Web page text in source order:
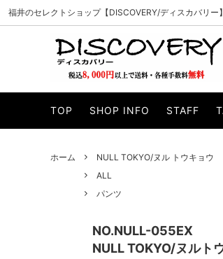
福井のセレクトショップ【DISCOVERY/ディスカバリー
MANUAL ALPHABET/マニュアルアル
ット
VAGUE WATCH CO./ヴァーグウォッチ
WELLDER/ウェルダー
SUNCORE/サンコア
ニット・スウェット
サイフ・バッグ
TOP SHOP INFO STAFF
ホーム
NULL TOKYO/ヌル トウキョウ
ALL
パンツ
NO.NULL-055EX
NULL TOKYO/ヌルト